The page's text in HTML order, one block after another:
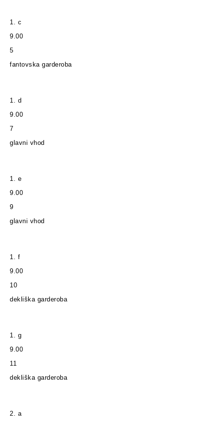
1. c
9.00
5
fantovska garderoba
1. d
9.00
7
glavni vhod
1. e
9.00
9
glavni vhod
1. f
9.00
10
dekliška garderoba
1. g
9.00
11
dekliška garderoba
2. a